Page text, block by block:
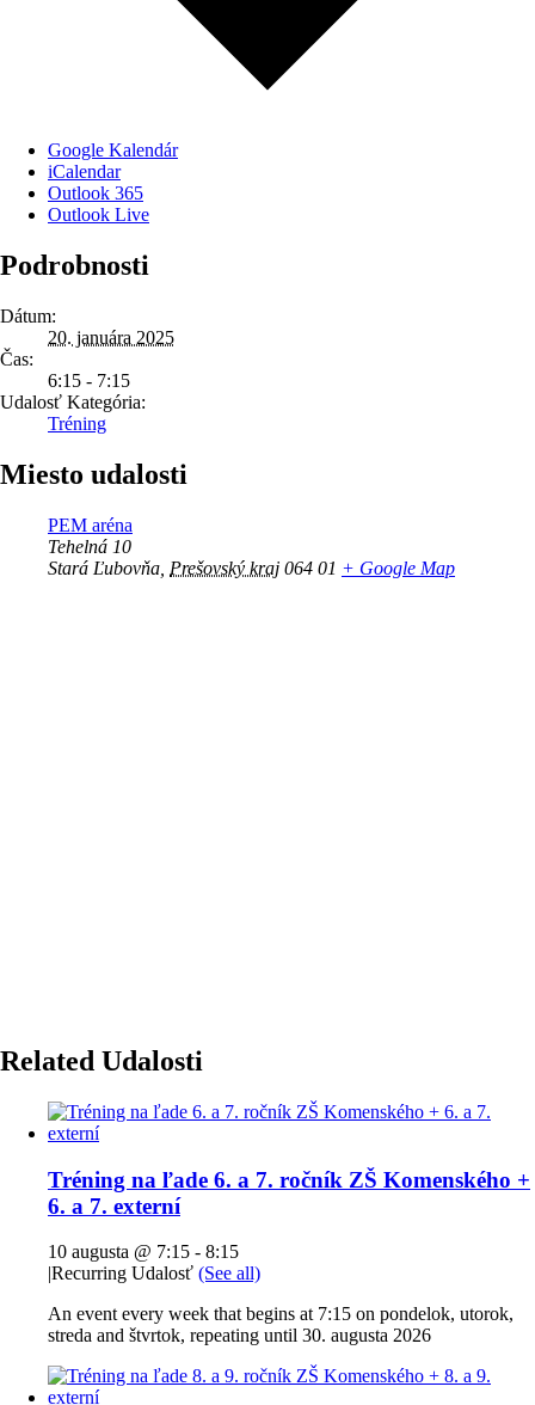
Google Kalendár
iCalendar
Outlook 365
Outlook Live
Podrobnosti
Dátum:
20. januára 2025
Čas:
6:15 - 7:15
Udalosť Kategória:
Tréning
Miesto udalosti
PEM aréna
Tehelná 10
Stará Ľubovňa Prešovský kraj 064 01 + Google Map
Related Udalosti
Tréning na ľade 6. a 7. ročník ZŠ Komenského +
6. a 7. externí
10 augusta @ 7:15 - 8:15
|Recurring Udalosť (See all)
An event every week that begins at 7:15 on pondelok, utorok,
streda and štvrtok, repeating until 30. augusta 2026